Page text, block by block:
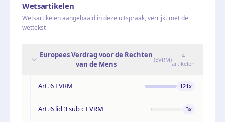
Wetsartikelen
Wetsartikelen aangehaald in deze uitspraak, verrijkt met de
wettekst
Europees Verdrag voor de Rechten
van de Mens
(EVRM)
4
artikelen
Art. 6 EVRM 121x
Art. 6 lid 3 sub c EVRM 3x